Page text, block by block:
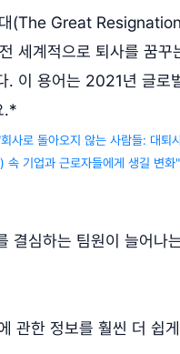
(The Great
세계적으로 퇴사를 꿈꾸
. 이 용어는 2021년 글로
.*
사로 돌아오지 않는 사람들: 대
기업과 근로자들에게 생길 변화"
결심하는 팀원이 늘어나
관한 정보를 훨씬 더 쉽